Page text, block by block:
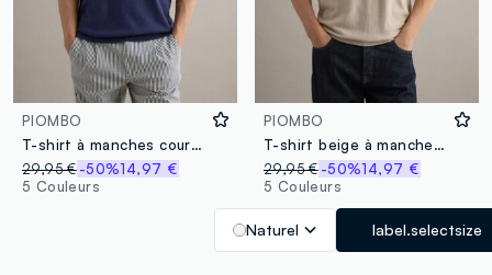
PIOMBO
T-shirt à manches courtes en mélange de coton, lin et soie bleu coupe regular
29,95 €-50%14,97 €
5 Couleurs
PIOMBO
T-shirt beige à manches courtes en mélange de coton, lin et soie, coupe regular
29,95 € -50%14,97 €
5 Couleurs
Naturel label.selectsize